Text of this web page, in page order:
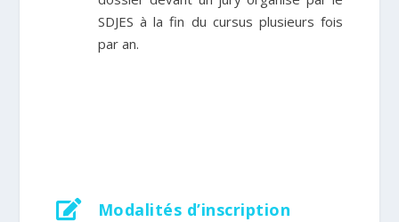
SDJES à la fin du cursus plusieurs fois
par an.
 Modalités d’inscription